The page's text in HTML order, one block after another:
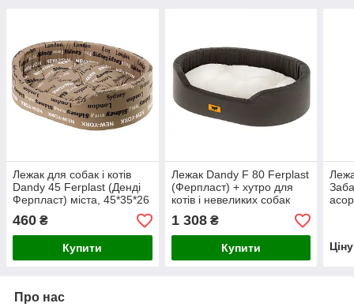
Лежак для собак і котів
Dandy 45 Ferplast (Денді
Ферпласт) міста, 45*35*26
460 ₴
Купити
Лежак Dandy F 80 Ferplast
(Ферпласт) + хутро для
котів і невеликих собак
1 308₴
Купити
Про нас